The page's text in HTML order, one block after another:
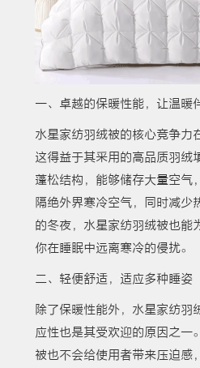
一、卓越的保暖性能，让温暖
水星家纺羽绒被的核心竞争力
这得益于其采用的高品质羽绒
蓬松结构，能够储存大量空气
隔绝外界寒冷空气，同时减少
的冬夜，水星家纺羽绒被也能
你在睡眠中远离寒冷的侵扰。
二、轻便舒适，适应多种睡姿
除了保暖性能外，水星家纺羽
应性也是其受欢迎的原因之一
被也不会给使用者带来压迫感